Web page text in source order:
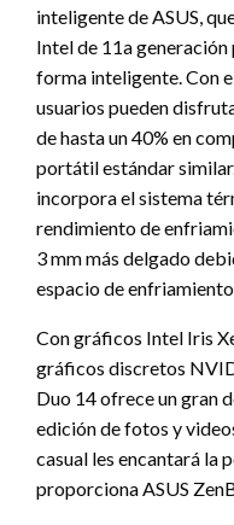
inteligente de ASUS,
Intel de 11a
forma inteligente. Con
usuarios pueden
de hasta un 40% en
portátil estándar
incorpora el sistema
rendimiento de
3 mm más delgado
espacio de
Con gráficos Intel Iris
gráficos discretos
Duo 14 ofrece un gran
edición de fotos y
casual les encantará la
proporciona ASUS